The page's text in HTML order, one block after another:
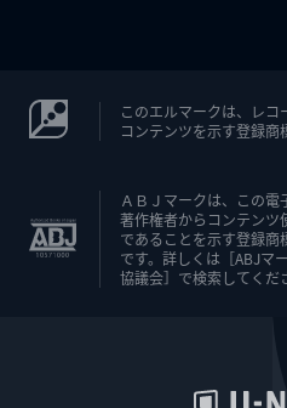
このエルマークは、レ
コンテンツを示す登録商
ＡＢＪマークは、この電
著作権者からコンテンツ
であることを示す登録商
です。詳しくは［ABJマ
協議会］で検索してくだ